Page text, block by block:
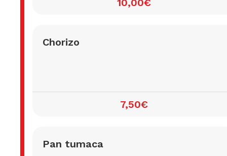
10,00€
Chorizo
7,50€
Pan tumaca